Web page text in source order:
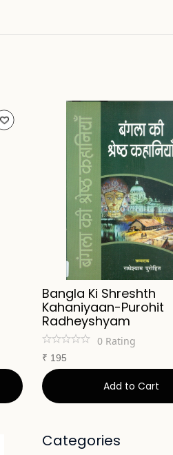
Bangla Ki Shreshth
Kahaniyaan-Purohit
Radheyshyam
0 Rating
₹ 195
Add to Cart
Categories